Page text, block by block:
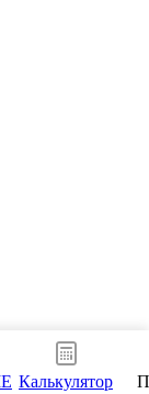
Калькулятор